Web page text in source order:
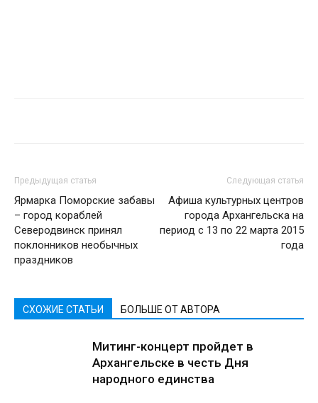
Предыдущая статья
Ярмарка Поморские забавы
– город кораблей
Северодвинск принял
поклонников необычных
праздников
Следующая статья
Афиша культурных центров
города Архангельска на
период с 13 по 22 марта 2015
года
СХОЖИЕ СТАТЬИ БОЛЬШЕ ОТ АВТОРА
Митинг-концерт пройдет в
Архангельске в честь Дня
народного единства